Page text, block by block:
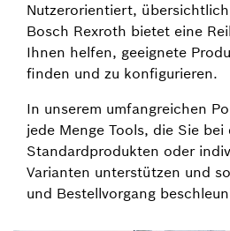
Nutzerorientiert,
Bosch Rexroth bietet eine
Ihnen helfen, geeignete
finden und zu konfigurieren.
In unserem umfangreichen
jede Menge Tools, die Sie bei
Standardprodukten oder
Varianten unterstützen und
und Bestellvorgang